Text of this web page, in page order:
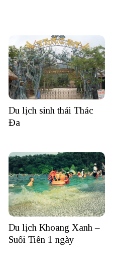
Du lịch sinh thái Thác
Đa
Du lịch Khoang Xanh –
Suối Tiên 1 ngày